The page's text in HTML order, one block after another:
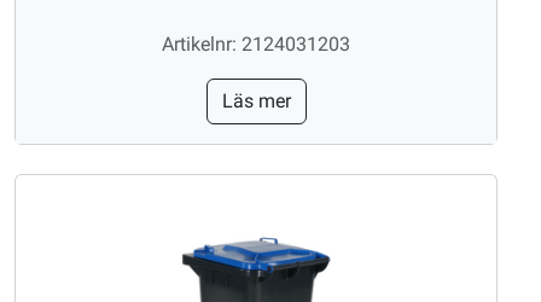
Artikelnr: 2124031203
Läs mer